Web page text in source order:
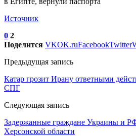
Источник
0 2
Поделится VKOK.ruFacebookTwitter
Предыдущая запись
Катар грозит Ирану ответными
СПГ
Следующая запись
Задержанные граждане Украины и
Херсонской области